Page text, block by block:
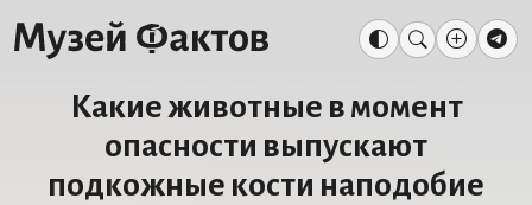
Какие животные в момент
опасности выпускают
подкожные кости наподобие